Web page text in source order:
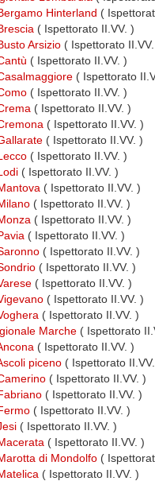
Hinterland (
( Ispettorato II.VV. )
Arsizio ( Ispettorato
( Ispettorato II.VV. )
( Ispettorato
( Ispettorato II.VV. )
( Ispettorato II.VV. )
( Ispettorato II.VV. )
( Ispettorato II.VV. )
( Ispettorato II.VV. )
( Ispettorato II.VV. )
( Ispettorato II.VV. )
( Ispettorato II.VV. )
( Ispettorato II.VV. )
( Ispettorato II.VV. )
( Ispettorato II.VV. )
( Ispettorato II.VV. )
( Ispettorato II.VV. )
( Ispettorato II.VV. )
( Ispettorato II.VV. )
Marche ( Ispettorato
( Ispettorato II.VV. )
piceno ( Ispettorato
( Ispettorato II.VV. )
( Ispettorato II.VV. )
( Ispettorato II.VV. )
( Ispettorato II.VV. )
( Ispettorato II.VV. )
di Mondolfo (
( Ispettorato II.VV. )